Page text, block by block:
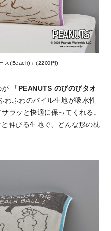
ス(Beach)」(2200円)
が
「PEANUTS のびのびタオ
わふわのパイル生地が吸水性
ラッと快適に保ってくれる。
伸びる生地で、どんな形の枕